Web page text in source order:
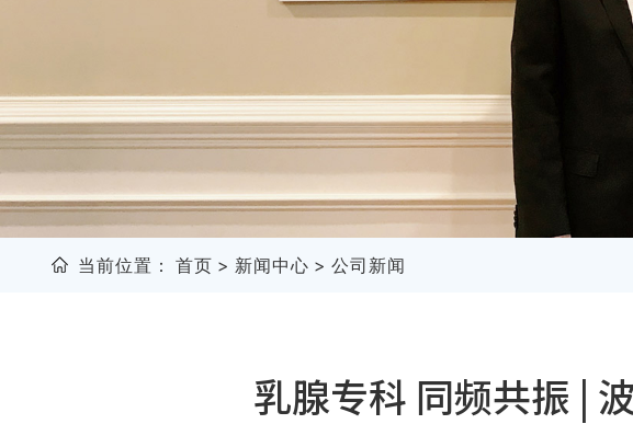
当前位置： 首页 > 新闻中心 > 公司新闻
乳腺专科 同频共振 |